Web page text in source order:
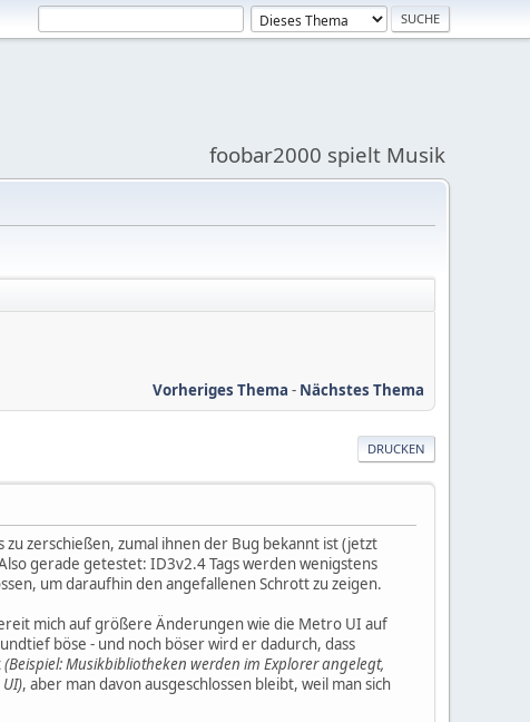
foobar2000 spielt Musik
Vorheriges Thema - Nächstes Thema
DRUCKEN
zerschießen, zumal ihnen der Bug bekannt ist (jetzt
gerade getestet: ID3v2.4 Tags werden wenigstens
um daraufhin den angefallenen Schrott zu zeigen.
mich auf größere Änderungen wie die Metro UI auf
böse - und noch böser wird er dadurch, dass
(Beispiel: Musikbibliotheken werden im Explorer angelegt,
, aber man davon ausgeschlossen bleibt, weil man sich